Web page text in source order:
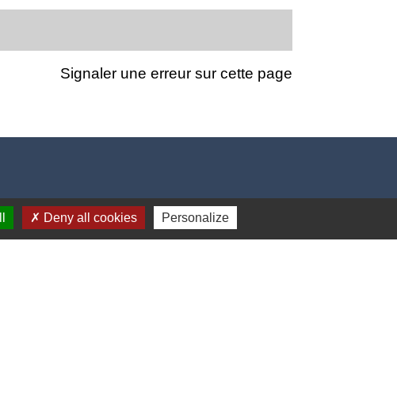
Signaler une erreur sur cette page
Deny all cookies Personalize